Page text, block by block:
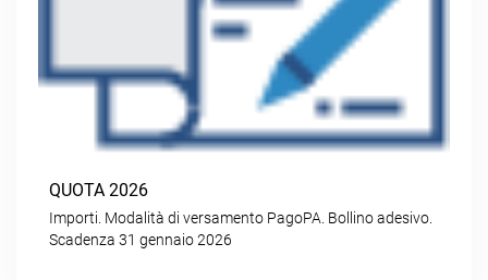
QUOTA 2026
Importi. Modalità di versamento PagoPA. Bollino adesivo.
Scadenza 31 gennaio 2026